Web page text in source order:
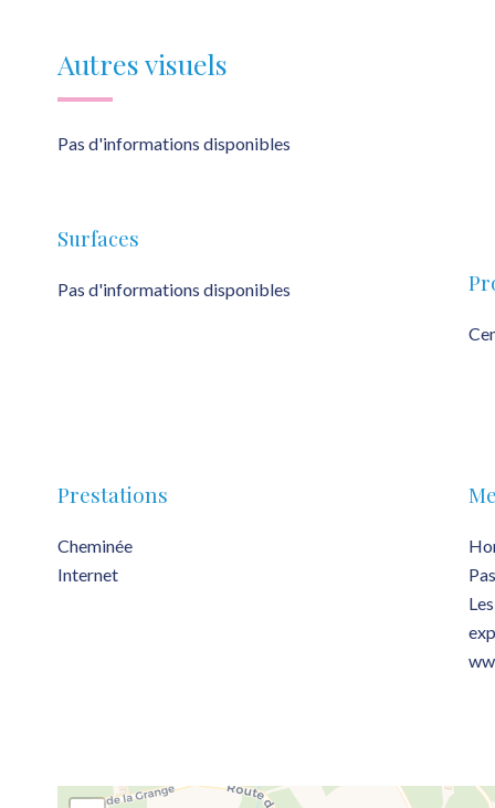
Autres visuels
Pas d'informations disponibles
Surfaces
Pas d'informations disponibles
Prestations
Cheminée
Internet